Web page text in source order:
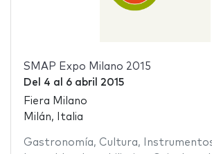
SMAP Expo Milano 2015
Del 4 al 6 abril 2015
Fiera Milano
Milán, Italia
Gastronomía, Cultura,